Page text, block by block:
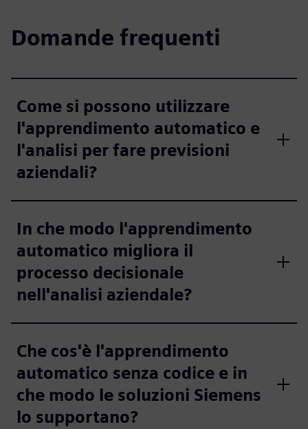
Domande frequenti
Come si possono utilizzare
l'apprendimento automatico e
l'analisi per fare previsioni
aziendali?
In che modo l'apprendimento
automatico migliora il
processo decisionale
nell'analisi aziendale?
Che cos'è l'apprendimento
automatico senza codice e in
che modo le soluzioni Siemens
lo supportano?